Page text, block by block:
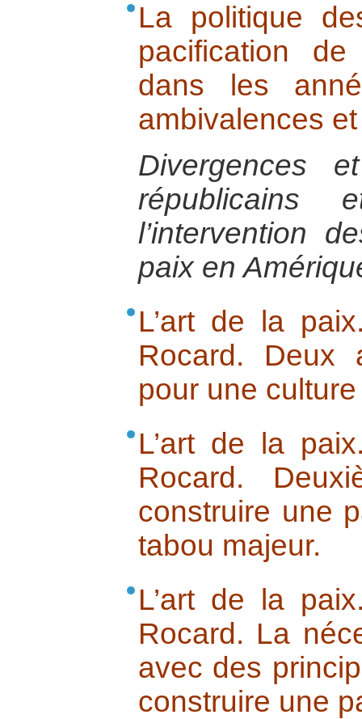
La politique
pacification de
dans les
ambivalences
Divergences
républicains
l’intervention
paix en
L’art de la
Rocard. Deux
pour une
L’art de la
Rocard.
construire une
tabou majeur.
L’art de la
Rocard. La
avec des
construire une